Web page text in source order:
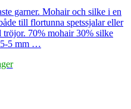
garner. Mohair och silke i en
till flortunna spetssjalar eller
tröjor. 70% mohair 30% silke
5 mm …